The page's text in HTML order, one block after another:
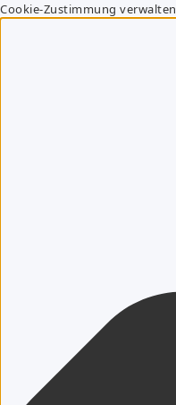
Cookie-Zustimmung verwalten